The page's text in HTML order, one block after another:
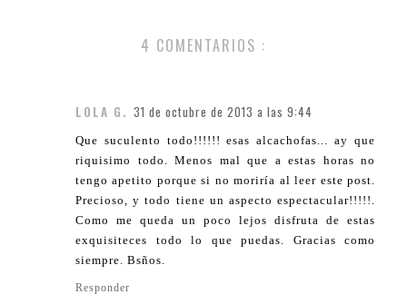
4 COMENTARIOS :
LOLA G. 31 de octubre de 2013 a las 9:44
Que suculento todo!!!!!! esas alcachofas... ay que
riquisimo todo. Menos mal que a estas horas no
tengo apetito porque si no moriría al leer este post.
Precioso, y todo tiene un aspecto espectacular!!!!!.
Como me queda un poco lejos disfruta de estas
exquisiteces todo lo que puedas. Gracias como
siempre. Bsños.
Responder